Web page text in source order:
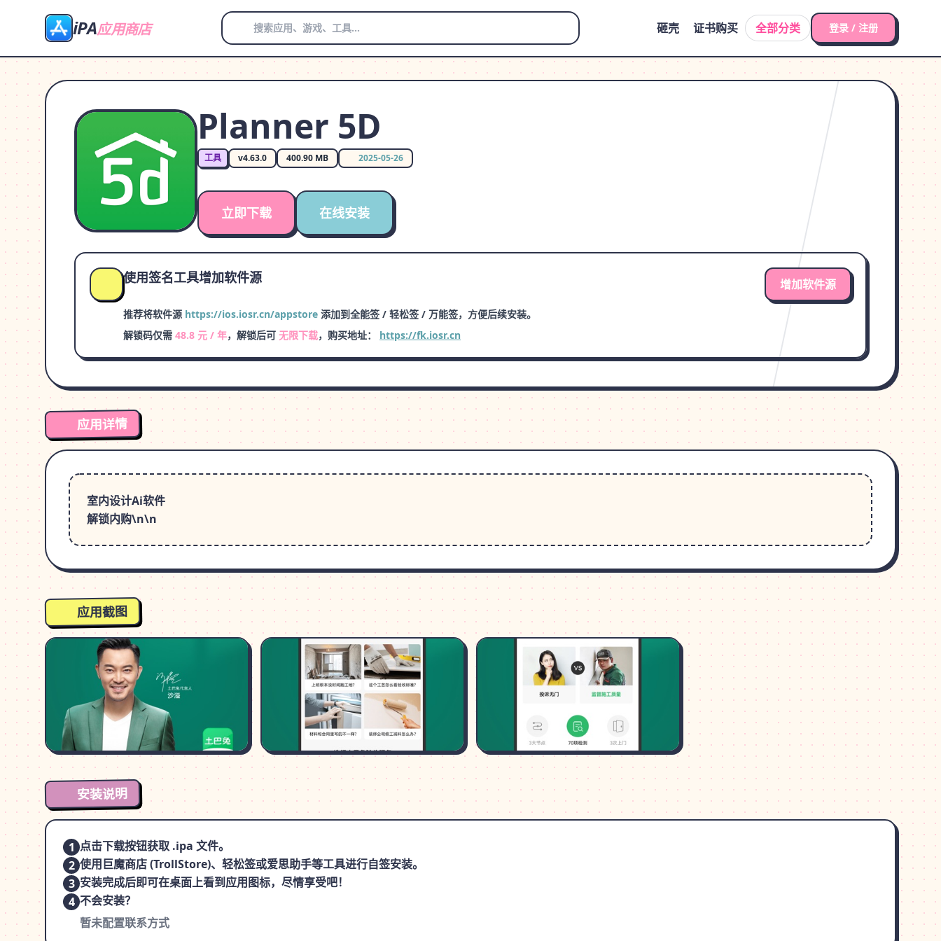
iPA应用商店 砸壳 证书购买 全部分类 登录 / 注册
Planner 5D
工具 v4.63.0 400.90 MB 2025-05-26
立即下载 在线安装
使用签名工具增加软件源 增加软件源
推荐将软件源 https://ios.iosr.cn/appstore 添加到全能签 / 轻松签 / 万能签，方便后续安装。
解锁码仅需 48.8 元 / 年，解锁后可 无限下载，购买地址： https://fk.iosr.cn
应用详情
室内设计Ai软件
解锁内购\n\n
应用截图
安装说明
1 点击下载按钮获取 .ipa 文件。
2 使用巨魔商店 (TrollStore)、轻松签或爱思助手等工具进行自签安装。
3 安装完成后即可在桌面上看到应用图标，尽情享受吧！
4 不会安装？
暂未配置联系方式